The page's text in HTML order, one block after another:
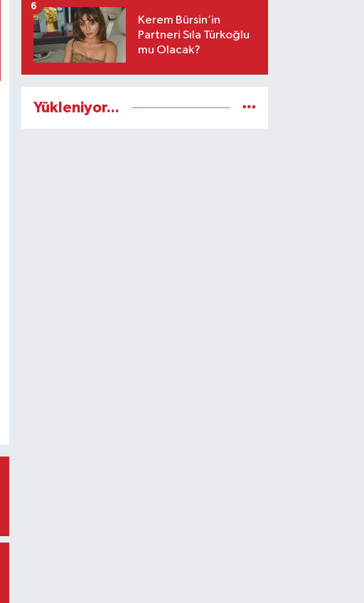
Kerem Bürsin’in
Partneri Sıla Türkoğlu
mu Olacak?
6
Yükleniyor...